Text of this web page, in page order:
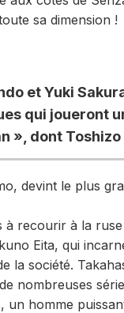
sa dimension !
et Yuki
qui joueront
», dont Toshizo
devint le plus
à recourir à la
Eita, qui
la société.
nombreuses
un homme